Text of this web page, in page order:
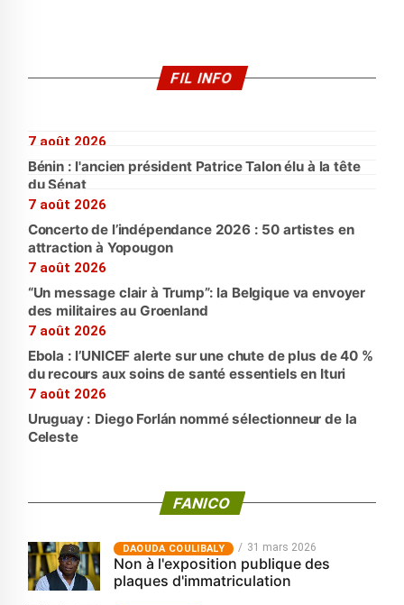
FIL INFO
7 août 2026
Bénin : l'ancien président Patrice Talon élu à la tête
du Sénat
7 août 2026
Concerto de l’indépendance 2026 : 50 artistes en
attraction à Yopougon
7 août 2026
“Un message clair à Trump”: la Belgique va envoyer
des militaires au Groenland
7 août 2026
Ebola : l’UNICEF alerte sur une chute de plus de 40 %
du recours aux soins de santé essentiels en Ituri
7 août 2026
Uruguay : Diego Forlán nommé sélectionneur de la
Celeste
FANICO
‎DAOUDA COULIBALY 31 mars 2026
Non à l'exposition publique des
plaques d'immatriculation